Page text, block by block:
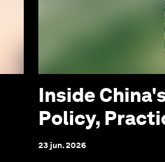
Inside
Policy,
23 jun. 2026